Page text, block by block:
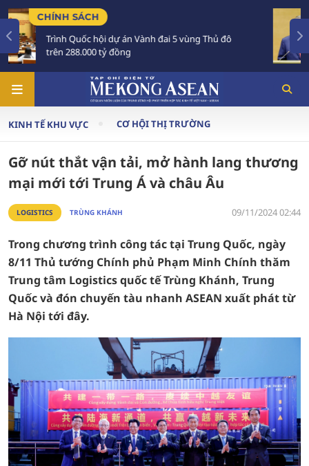
đô
Tổng Bí thư, Chủ tịch nước Tô Lâm sắp
KINH TẾ KHU VỰC CƠ HỘI THỊ TRƯỜNG
Gỡ nút thắt vận tải, mở hành lang thương
mại mới tới Trung Á và châu Âu
LOGISTICS TRÙNG KHÁNH 09/11/2024 02:44
Trong chương trình công tác tại Trung Quốc, ngày
8/11 Thủ tướng Chính phủ Phạm Minh Chính thăm
Trung tâm Logistics quốc tế Trùng Khánh, Trung
Quốc và đón chuyến tàu nhanh ASEAN xuất phát từ
Hà Nội tới đây.